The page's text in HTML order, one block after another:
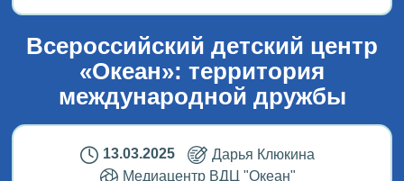
Всероссийский детский центр
«Океан»: территория
международной дружбы
13.03.2025
Дарья Клюкина
Медиацентр ВДЦ "Океан"